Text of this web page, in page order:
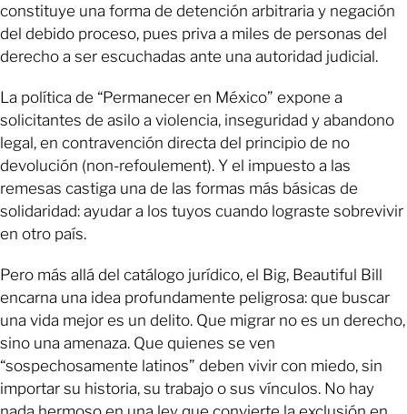
constituye una forma de detención arbitraria y negación
del debido proceso, pues priva a miles de personas del
derecho a ser escuchadas ante una autoridad judicial.
La política de “Permanecer en México” expone a
solicitantes de asilo a violencia, inseguridad y abandono
legal, en contravención directa del principio de no
devolución (non-refoulement). Y el impuesto a las
remesas castiga una de las formas más básicas de
solidaridad: ayudar a los tuyos cuando lograste sobrevivir
en otro país.
Pero más allá del catálogo jurídico, el Big, Beautiful Bill
encarna una idea profundamente peligrosa: que buscar
una vida mejor es un delito. Que migrar no es un derecho,
sino una amenaza. Que quienes se ven
“sospechosamente latinos” deben vivir con miedo, sin
importar su historia, su trabajo o sus vínculos. No hay